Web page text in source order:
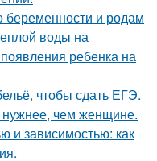
беременности и родам
воды на
ребенка на
чтобы сдать ЕГЭ.
чем женщине.
и зависимостью: как